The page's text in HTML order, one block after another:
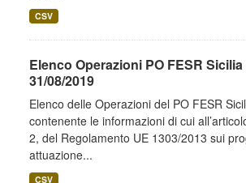
CSV
Elenco Operazioni PO FESR Sicilia
31/08/2019
Elenco delle Operazioni del PO FESR
contenente le informazioni di cui
2, del Regolamento UE 1303/2013 sui
attuazione...
CSV